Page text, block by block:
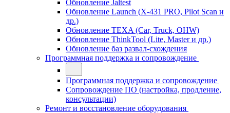
Обновление Jaltest
Обновление Launch (X-431 PRO, Pilot Scan и
др.)
Обновление TEXA (Car, Truck, OHW)
Обновление ThinkTool (Lite, Master и др.)
Обновление баз развал-схождения
Программная поддержка и сопровождение
Программная поддержка и сопровождение
Сопровождение ПО (настройка, продление,
консультации)
Ремонт и восстановление оборудования